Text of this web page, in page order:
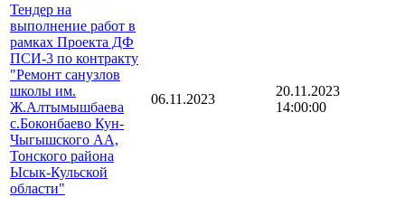
Тендер на
выполнение работ в
рамках Проекта ДФ
ПСИ-3 по контракту
"Ремонт санузлов
школы им.
Ж.Алтымышбаева
с.Боконбаево Кун-
Чыгышского АА,
Тонского района
Ысык-Кульской
области"
06.11.2023
20.11.2023
14:00:00